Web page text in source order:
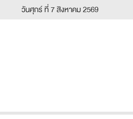
วันศุกร์ ที่ 7 สิงหาคม 2569